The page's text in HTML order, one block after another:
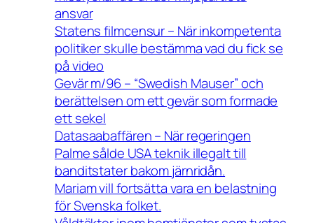
ansvar
Statens filmcensur – När inkompetenta
politiker skulle bestämma vad du fick se
på video
Gevär m/96 – “Swedish Mauser” och
berättelsen om ett gevär som formade
ett sekel
Datasaabaffären – När regeringen
Palme sålde USA teknik illegalt till
banditstater bakom järnridån.
Mariam vill fortsätta vara en belastning
för Svenska folket.